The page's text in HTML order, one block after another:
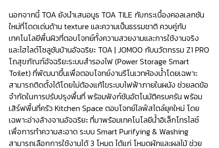
นอกจากนี้ TOA ยังนำเสนอบูธ TOA TILE กับกระเบื้องคอลเลกชัน
ใหม่ที่โดดเด่นด้าน texture และความเป็นธรรมชาติ ควบคู่กับ
เทคโนโลยีพื้นผิวที่ตอบโจทย์ทั้งความสวยงามและการใช้งานจริง
และไฮไลต์โซลูชันบ้านอัจฉริยะ TOA | JOMOO กับนวัตกรรม Z1 PRO
โถสุขภัณฑ์อัจฉริยะระบบสำรองไฟ (Power Storage Smart
Toilet) ที่พัฒนาขึ้นเพื่อตอบโจทย์งานรีโนเวทห้องน้ำโดยเฉพาะ
สามารถติดตั้งได้โดยไม่ต้องแก้ไขระบบไฟฟ้าภายในผนัง ช่วยลดข้อ
จำกัดในการปรับปรุงพื้นที่ พร้อมฟังก์ชันอัตโนมัติครบครัน พร้อม
เสิร์ฟพื้นที่ครัว Kitchen Space ตอบโจทย์ไลฟ์สไตล์ยุคใหม่ โดย
เฉพาะอ่างล้างจานอัจฉริยะ ที่มาพร้อมเทคโนโลยีน้ำอิเล็กโทรไลซ์
เพื่อการทำความสะอาด ระบบ Smart Purifying & Washing
สามารถเลือกการใช้งานได้ 3 โหมด ได้แก่ โหมดผักและผลไม้ ช่วย